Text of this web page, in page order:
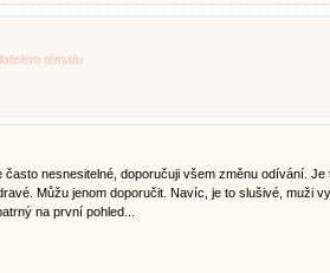
tématu.
často nesnesitelné, doporučuji všem změnu odívání.
Můžu jenom doporučit. Navíc, je to slušivé, muži
na první pohled...